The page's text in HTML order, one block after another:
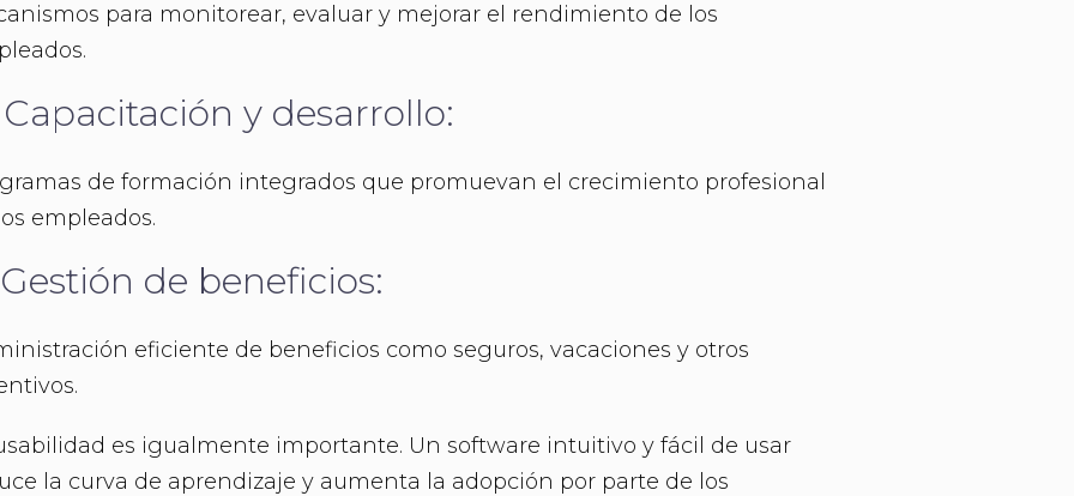
para monitorear, evaluar y mejorar el rendimiento de los
y desarrollo:
de formación integrados que promuevan el crecimiento profesional
empleados.
de beneficios:
eficiente de beneficios como seguros, vacaciones y otros
es igualmente importante. Un software intuitivo y fácil de usar
la curva de aprendizaje y aumenta la adopción por parte de los